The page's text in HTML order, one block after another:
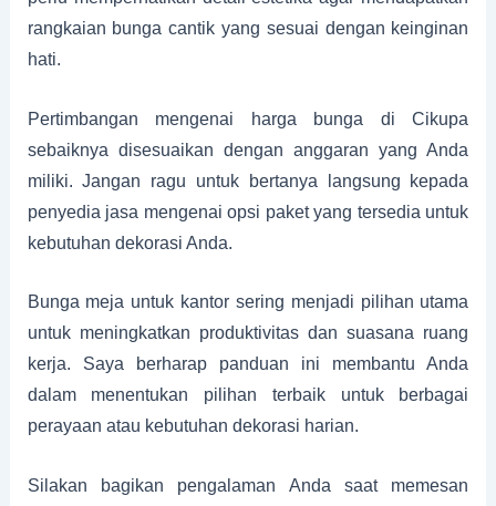
rangkaian bunga cantik yang sesuai dengan keinginan
hati.
Pertimbangan mengenai harga bunga di Cikupa
sebaiknya disesuaikan dengan anggaran yang Anda
miliki. Jangan ragu untuk bertanya langsung kepada
penyedia jasa mengenai opsi paket yang tersedia untuk
kebutuhan dekorasi Anda.
Bunga meja untuk kantor sering menjadi pilihan utama
untuk meningkatkan produktivitas dan suasana ruang
kerja. Saya berharap panduan ini membantu Anda
dalam menentukan pilihan terbaik untuk berbagai
perayaan atau kebutuhan dekorasi harian.
Silakan bagikan pengalaman Anda saat memesan